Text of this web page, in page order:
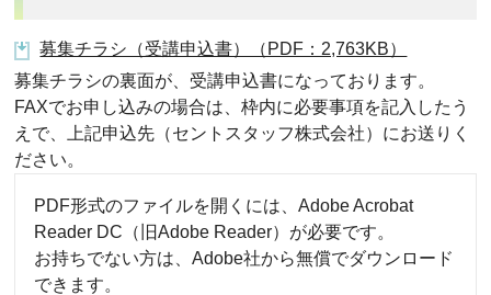
募集チラシ（受講申込書）（PDF：2,763KB）
募集チラシの裏面が、受講申込書になっております。
FAXでお申し込みの場合は、枠内に必要事項を記入したう
えで、上記申込先（セントスタッフ株式会社）にお送りく
ださい。
PDF形式のファイルを開くには、Adobe Acrobat
Reader DC（旧Adobe Reader）が必要です。
お持ちでない方は、Adobe社から無償でダウンロード
できます。